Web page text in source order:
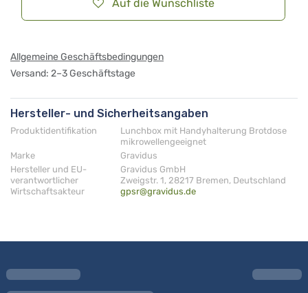
Auf die Wunschliste
Allgemeine Geschäftsbedingungen
Versand: 2–3 Geschäftstage
Hersteller- und Sicherheitsangaben
Produktidentifikation
Lunchbox mit Handyhalterung Brotdose
mikrowellengeeignet
Marke
Gravidus
Hersteller und EU-
verantwortlicher
Wirtschaftsakteur
Gravidus GmbH
Zweigstr. 1, 28217 Bremen, Deutschland
gpsr@gravidus.de